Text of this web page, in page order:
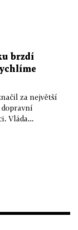
brzdí
za největší
Vláda...